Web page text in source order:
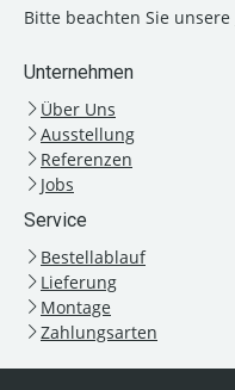
Bitte beachten Sie unsere
Unternehmen
Über Uns
Ausstellung
Referenzen
Jobs
Service
Bestellablauf
Lieferung
Montage
Zahlungsarten